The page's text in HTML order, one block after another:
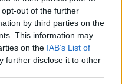
out of the further
by third parties on the
This information may
on the IAB’s List of
further disclose it to other
Suceava repartizează 1,7
milioane de lei municipiului
Banii vor fi folosiți pentru
curente